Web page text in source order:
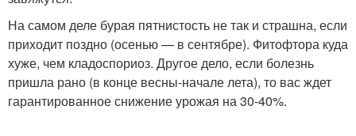
На самом деле бурая пятнистость не так и страшна, если
приходит поздно (осенью — в сентябре). Фитофтора куда
хуже, чем кладоспориоз. Другое дело, если болезнь
пришла рано (в конце весны-начале лета), то вас ждет
гарантированное снижение урожая на 30-40%.